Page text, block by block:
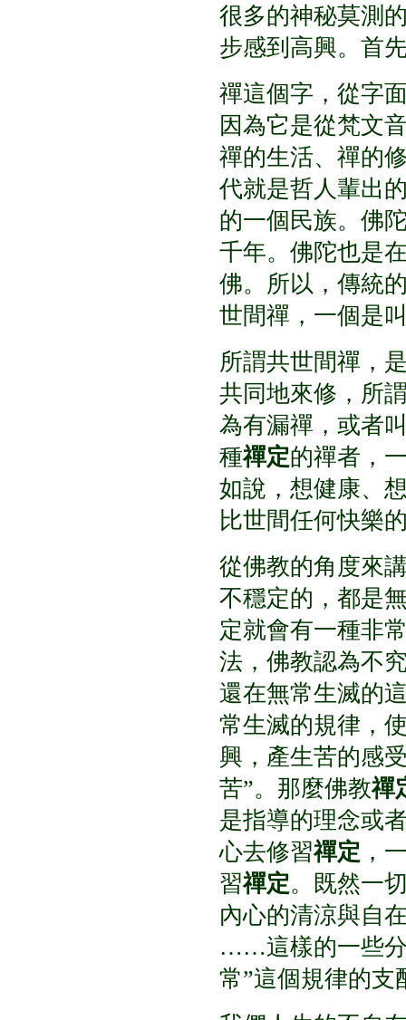
很多的神秘莫測
步感到高興。首
禪這個字，從字
因為它是從梵文
禪的生活、禪的
代就是哲人輩出
的一個民族。 佛
千年。佛陀也是
佛。所以，傳統
世間禪，一個是
所謂共世間禪，
共同地來修，所
為有漏禪，或者
種禪定的禪者，
如說，想健康、
比世間任何快樂
從佛教的角度來
不穩定的，都是
定就會有一種非
法，佛教認為不
還在無常生滅的
常生滅的規律，
興，產生苦的感
苦”。那麼佛教禪
是指導的理念或
心去修習禪定 ，
習禪定。既然一
內心的清涼與自
……這樣的一些
常”這個規律的支